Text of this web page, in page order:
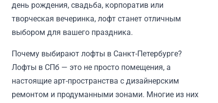
день рождения, свадьба, корпоратив или
творческая вечеринка, лофт станет отличным
выбором для вашего праздника.
Почему выбирают лофты в Санкт-Петербурге?
Лофты в СПб — это не просто помещения, а
настоящие арт-пространства с дизайнерским
ремонтом и продуманными зонами. Многие из них